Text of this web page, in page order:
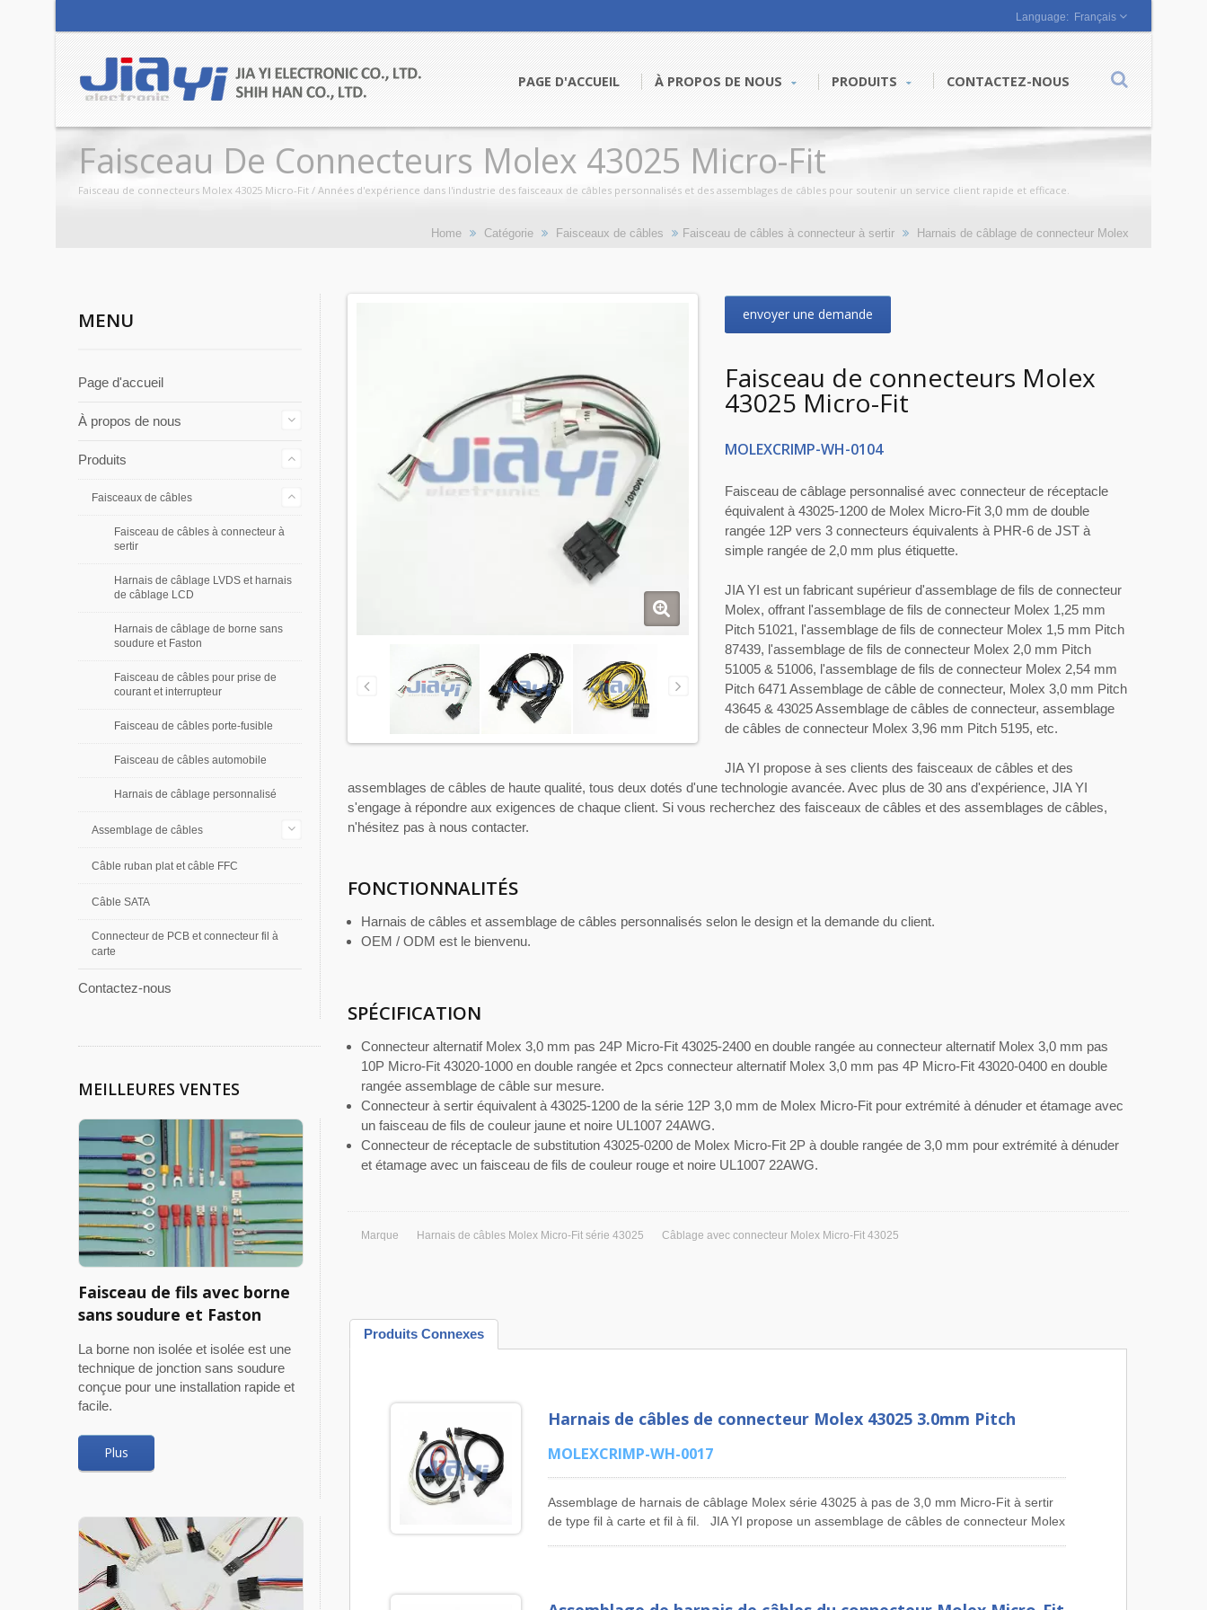
Français
PAGE D'ACCUEIL À PROPOS DE NOUS PRODUITS CONTACTEZ-NOUS
Faisceau De Connecteurs Molex 43025 Micro-Fit
Faisceau de connecteurs Molex 43025 Micro-Fit / Années d'expérience dans l'industrie des faisceaux de câbles personnalisés et des assemblages de câbles pour soutenir un service client rapide et efficace.
Home Catégorie Faisceaux de câbles Faisceau de câbles à connecteur à sertir Harnais de câblage de connecteur Molex
MENU
Page d'accueil
À propos de nous
Produits
Faisceaux de câbles
Faisceau de câbles à connecteur à
sertir
Harnais de câblage LVDS et harnais
de câblage LCD
Harnais de câblage de borne sans
soudure et Faston
Faisceau de câbles pour prise de
courant et interrupteur
Faisceau de câbles porte-fusible
Faisceau de câbles automobile
Harnais de câblage personnalisé
Assemblage de câbles
Câble ruban plat et câble FFC
Câble SATA
Connecteur de PCB et connecteur fil à
carte
Contactez-nous
MEILLEURES VENTES
Faisceau de fils avec borne
sans soudure et Faston
La borne non isolée et isolée est une
technique de jonction sans soudure
conçue pour une installation rapide et
facile.
Plus
envoyer une demande
Faisceau de connecteurs Molex
43025 Micro-Fit
MOLEXCRIMP-WH-0104
Faisceau de câblage personnalisé avec connecteur de réceptacle
équivalent à 43025-1200 de Molex Micro-Fit 3,0 mm de double
rangée 12P vers 3 connecteurs équivalents à PHR-6 de JST à
simple rangée de 2,0 mm plus étiquette.
JIA YI est un fabricant supérieur d'assemblage de fils de connecteur
Molex, offrant l'assemblage de fils de connecteur Molex 1,25 mm
Pitch 51021, l'assemblage de fils de connecteur Molex 1,5 mm Pitch
87439, l'assemblage de fils de connecteur Molex 2,0 mm Pitch
51005 & 51006, l'assemblage de fils de connecteur Molex 2,54 mm
Pitch 6471 Assemblage de câble de connecteur, Molex 3,0 mm Pitch
43645 & 43025 Assemblage de câbles de connecteur, assemblage
de câbles de connecteur Molex 3,96 mm Pitch 5195, etc.
JIA YI propose à ses clients des faisceaux de câbles et des
assemblages de câbles de haute qualité, tous deux dotés d'une technologie avancée. Avec plus de 30 ans d'expérience, JIA YI
s'engage à répondre aux exigences de chaque client. Si vous recherchez des faisceaux de câbles et des assemblages de câbles,
n'hésitez pas à nous contacter.
FONCTIONNALITÉS
Harnais de câbles et assemblage de câbles personnalisés selon le design et la demande du client.
OEM / ODM est le bienvenu.
SPÉCIFICATION
Connecteur alternatif Molex 3,0 mm pas 24P Micro-Fit 43025-2400 en double rangée au connecteur alternatif Molex 3,0 mm pas
10P Micro-Fit 43020-1000 en double rangée et 2pcs connecteur alternatif Molex 3,0 mm pas 4P Micro-Fit 43020-0400 en double
rangée assemblage de câble sur mesure.
Connecteur à sertir équivalent à 43025-1200 de la série 12P 3,0 mm de Molex Micro-Fit pour extrémité à dénuder et étamage avec
un faisceau de fils de couleur jaune et noire UL1007 24AWG.
Connecteur de réceptacle de substitution 43025-0200 de Molex Micro-Fit 2P à double rangée de 3,0 mm pour extrémité à dénuder
et étamage avec un faisceau de fils de couleur rouge et noire UL1007 22AWG.
Marque Harnais de câbles Molex Micro-Fit série 43025 Câblage avec connecteur Molex Micro-Fit 43025
Produits Connexes
Harnais de câbles de connecteur Molex 43025 3.0mm Pitch
MOLEXCRIMP-WH-0017
Assemblage de harnais de câblage Molex série 43025 à pas de 3,0 mm Micro-Fit à sertir
de type fil à carte et fil à fil. JIA YI propose un assemblage de câbles de connecteur Molex